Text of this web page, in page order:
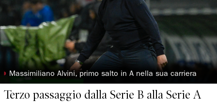
◗ Massimiliano Alvini, primo salto in A nella sua carriera
Terzo passaggio dalla Serie B alla Serie A